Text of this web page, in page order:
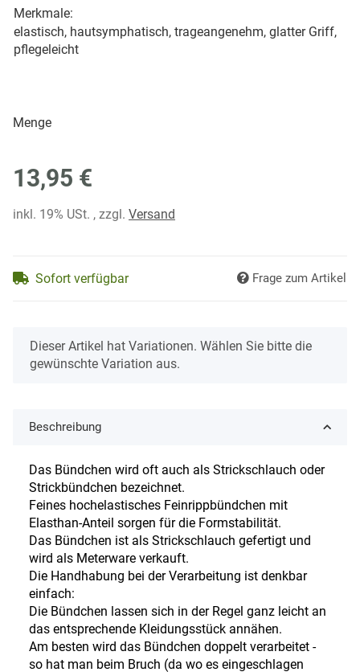
Merkmale:
elastisch, hautsymphatisch, trageangenehm, glatter Griff,
pflegeleicht
Menge
13,95 €
inkl. 19% USt. , zzgl. Versand
Sofort verfügbar Frage zum Artikel
x
Dieser Artikel hat Variationen. Wählen Sie bitte die
gewünschte Variation aus.
Beschreibung
Das Bündchen wird oft auch als Strickschlauch oder
Strickbündchen bezeichnet.
Feines hochelastisches Feinrippbündchen mit
Elasthan-Anteil sorgen für die Formstabilität.
Das Bündchen ist als Strickschlauch gefertigt und
wird als Meterware verkauft.
Die Handhabung bei der Verarbeitung ist denkbar
einfach:
Die Bündchen lassen sich in der Regel ganz leicht an
das entsprechende Kleidungsstück annähen.
Am besten wird das Bündchen doppelt verarbeitet -
so hat man beim Bruch (da wo es eingeschlagen